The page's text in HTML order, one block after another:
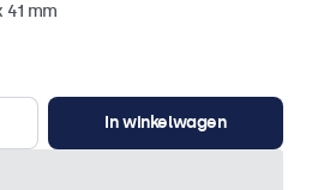
41 mm
In winkelwagen